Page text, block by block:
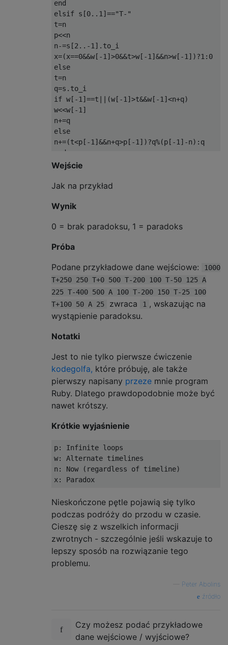
end
elsif s[0..1]=="T-"
t=n
p<<n
n-=s[2..-1].to_i
x=(x==0&&w[-1]>0&&t>w[-1]&&n>w[-1])?1:0
else
t=n
q=s.to_i
if w[-1]==t||(w[-1]>t&&w[-1]<n+q)
w<<w[-1]
n+=q
else
n+=(t<p[-1]&&n+q>p[-1])?q%(p[-1]-n):q
end
end
else
end}
Wejście
Jak na przykład
Wynik
0 = brak paradoksu, 1 = paradoks
Próba
Podane przykładowe dane wejściowe:
1000
T+250 250 T+0 500 T-200 100 T-50 125 A
225 T-400 500 A 100 T-200 150 T-25 100
T+100 50 A 25
zwraca 1 , wskazując na
wystąpienie paradoksu.
Notatki
Jest to nie tylko pierwsze ćwiczenie
kodegolfa, które próbuję, ale także
pierwszy napisany przeze mnie program
Ruby. Dlatego prawdopodobnie może być
nawet krótszy.
Krótkie wyjaśnienie
p: Infinite loops
w: Alternate timelines
n: Now (regardless of timeline)
Nieskończone pętle pojawią się tylko
podczas podróży do przodu w czasie.
Cieszę się z wszelkich informacji
zwrotnych - szczególnie jeśli wskazuje to
lepszy sposób na rozwiązanie tego
problemu.
Peter Abolins
źródło
Czy możesz podać przykładowe
dane wejściowe / wyjściowe?